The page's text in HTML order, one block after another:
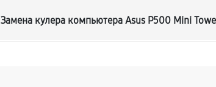
Замена кулера компьютера Asus P500 Mini